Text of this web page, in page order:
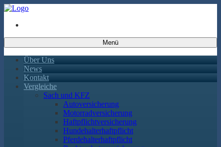
Menü
Über Uns
News
Kontakt
Vergleiche
Sach und KFZ
Autoversicherung
Motorradversicherung
Haftpflichtversicherung
Hundehalterhaftpflicht
Pferdehalterhaftpflicht